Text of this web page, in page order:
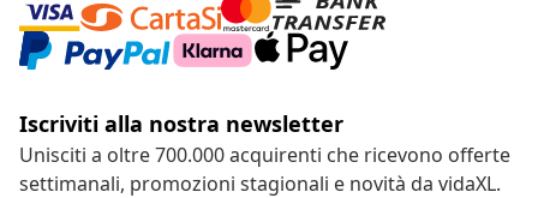
Iscriviti alla nostra newsletter
Unisciti a oltre 700.000 acquirenti che ricevono offerte
settimanali, promozioni stagionali e novità da vidaXL.